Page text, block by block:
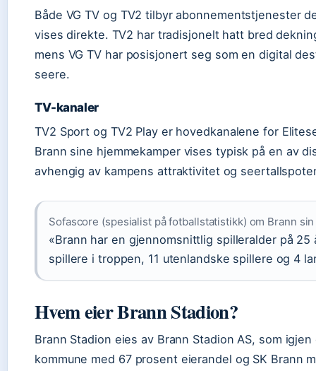
Både VG TV og TV2 tilbyr abonnementstjenester
vises direkte. TV2 har tradisjonelt hatt bred
mens VG TV har posisjonert seg som en digital
seere.
TV-kanaler
TV2 Sport og TV2 Play er hovedkanalene for
Brann sine hjemmekamper vises typisk på en av
avhengig av kampens attraktivitet og
Sofascore (spesialist på fotballstatistikk) om Brann
«Brann har en gjennomsnittlig spilleralder på 25
spillere i troppen, 11 utenlandske spillere og 4
Hvem eier Brann Stadion?
Brann Stadion eies av Brann Stadion AS, som
kommune med 67 prosent eierandel og SK Brann